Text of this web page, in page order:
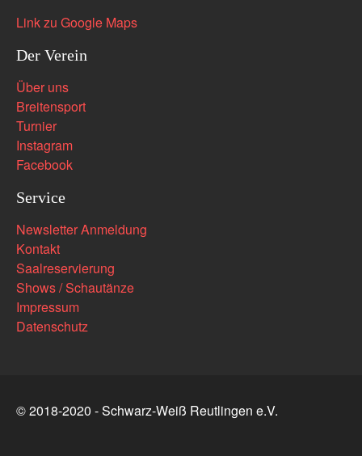
Link zu Google Maps
Der Verein
Über uns
Breitensport
Turnier
Instagram
Facebook
Service
Newsletter Anmeldung
Kontakt
Saalreservierung
Shows / Schautänze
Impressum
Datenschutz
© 2018-2020 - Schwarz-Weiß Reutlingen e.V.